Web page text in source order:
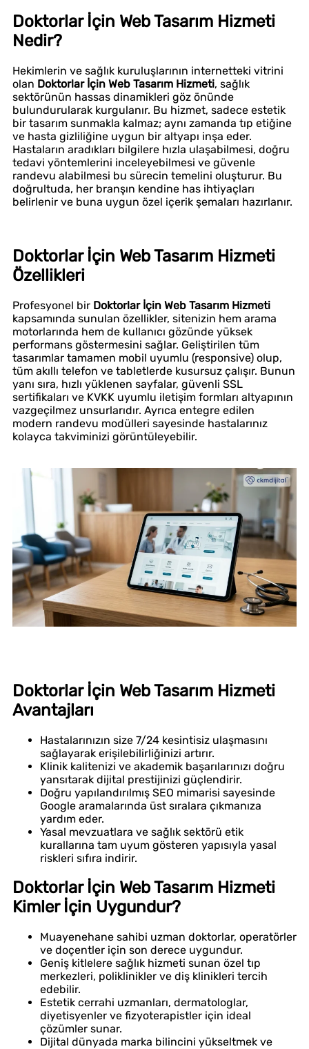
Doktorlar İçin Web Tasarım Hizmeti
Nedir?
Hekimlerin ve sağlık kuruluşlarının internetteki vitrini
olan Doktorlar İçin Web Tasarım Hizmeti, sağlık
sektörünün hassas dinamikleri göz önünde
bulundurularak kurgulanır. Bu hizmet, sadece estetik
bir tasarım sunmakla kalmaz; aynı zamanda tıp etiğine
ve hasta gizliliğine uygun bir altyapı inşa eder.
Hastaların aradıkları bilgilere hızla ulaşabilmesi, doğru
tedavi yöntemlerini inceleyebilmesi ve güvenle
randevu alabilmesi bu sürecin temelini oluşturur. Bu
doğrultuda, her branşın kendine has ihtiyaçları
belirlenir ve buna uygun özel içerik şemaları hazırlanır.
Doktorlar İçin Web Tasarım Hizmeti
Özellikleri
Profesyonel bir Doktorlar İçin Web Tasarım Hizmeti
kapsamında sunulan özellikler, sitenizin hem arama
motorlarında hem de kullanıcı gözünde yüksek
performans göstermesini sağlar. Geliştirilen tüm
tasarımlar tamamen mobil uyumlu (responsive) olup,
tüm akıllı telefon ve tabletlerde kusursuz çalışır. Bunun
yanı sıra, hızlı yüklenen sayfalar, güvenli SSL
sertifikaları ve KVKK uyumlu iletişim formları altyapının
vazgeçilmez unsurlarıdır. Ayrıca entegre edilen
modern randevu modülleri sayesinde hastalarınız
kolayca takviminizi görüntüleyebilir.
Doktorlar İçin Web Tasarım Hizmeti
Avantajları
Hastalarınızın size 7/24 kesintisiz ulaşmasını
sağlayarak erişilebilirliğinizi artırır.
Klinik kalitenizi ve akademik başarılarınızı doğru
yansıtarak dijital prestijinizi güçlendirir.
Doğru yapılandırılmış SEO mimarisi sayesinde
Google aramalarında üst sıralara çıkmanıza
yardım eder.
Yasal mevzuatlara ve sağlık sektörü etik
kurallarına tam uyum gösteren yapısıyla yasal
riskleri sıfıra indirir.
Doktorlar İçin Web Tasarım Hizmeti
Kimler İçin Uygundur?
Muayenehane sahibi uzman doktorlar, operatörler
ve doçentler için son derece uygundur.
Geniş kitlelere sağlık hizmeti sunan özel tıp
merkezleri, poliklinikler ve diş klinikleri tercih
edebilir.
Estetik cerrahi uzmanları, dermatologlar,
diyetisyenler ve fizyoterapistler için ideal
çözümler sunar.
Dijital dünyada marka bilincini yükseltmek ve